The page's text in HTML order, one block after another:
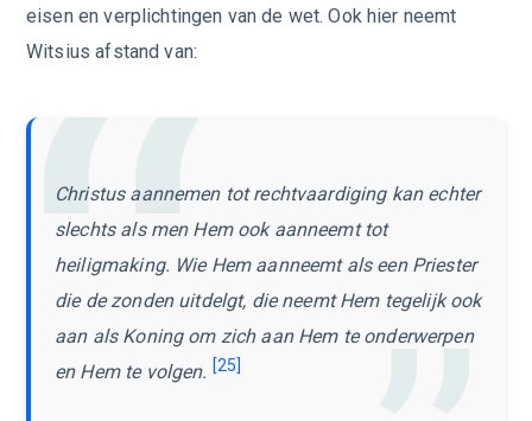
eisen en verplichtingen van de wet. Ook hier neemt
Witsius afstand van:
Christus aannemen tot rechtvaardiging kan echter
slechts als men Hem ook aanneemt tot
heiligmaking. Wie Hem aanneemt als een Priester
die de zonden uitdelgt, die neemt Hem tegelijk ook
aan als Koning om zich aan Hem te onderwerpen
en Hem te volgen. [25]